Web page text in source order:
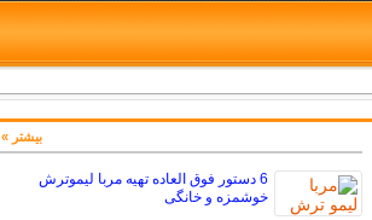
6 دستور فوق العاده تهیه مربا لیموترش
خوشمزه و خانگی
بیشتر »